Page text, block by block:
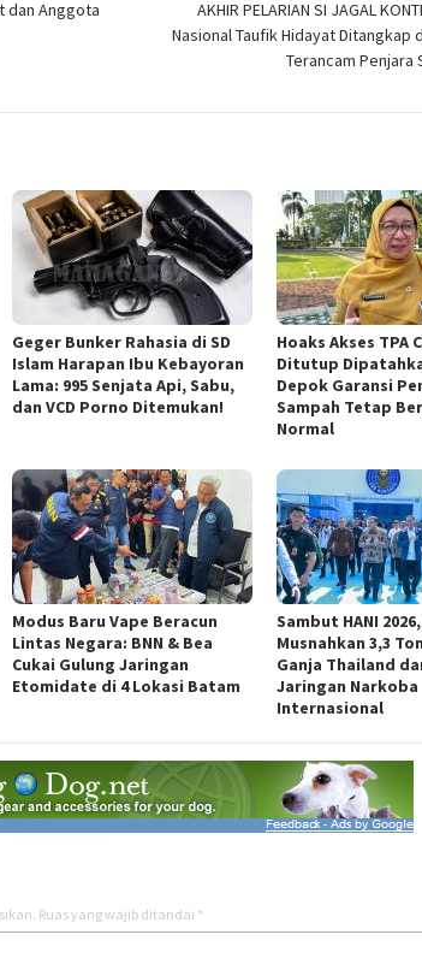
dan Anggota
AKHIR PELARIAN SI JAGAL
Nasional Taufik Hidayat Ditangkap
Terancam Penjara
Geger Bunker Rahasia di SD
Islam Harapan Ibu Kebayoran
Lama: 995 Senjata Api, Sabu,
dan VCD Porno Ditemukan!
Hoaks Akses TPA
Ditutup
Depok Garansi
Sampah Tetap
Normal
Modus Baru Vape Beracun
Lintas Negara: BNN & Bea
Cukai Gulung Jaringan
Etomidate di 4 Lokasi Batam
Sambut HANI 2026,
Musnahkan 3,3
Ganja Thailand
Jaringan Narkoba
Internasional
Ruas yang wajib ditandai *